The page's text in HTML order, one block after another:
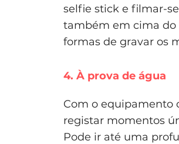
selfie stick e filmar-
também em cima do
formas de gravar os
4. À prova de água
Com o equipamento
registar momentos
Pode ir até uma